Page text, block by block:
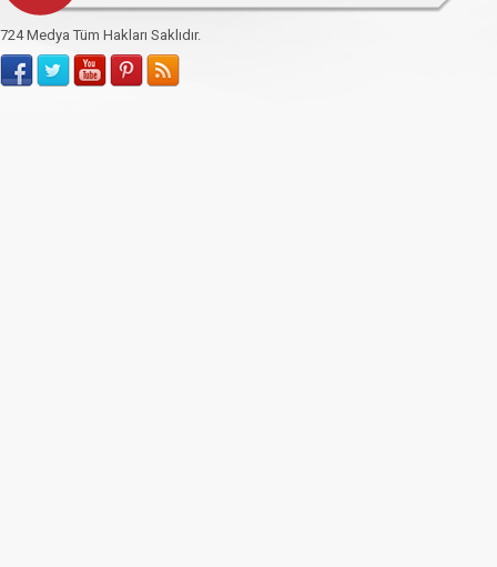
724 Medya Tüm Hakları Saklıdır.